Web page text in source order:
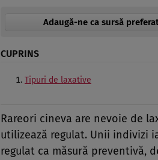
Adaugă-ne ca sursă
CUPRINS
Tipuri de laxative
Rareori cineva are nevoie de
utilizează regulat. Unii indivizi
regulat ca măsură preventivă,